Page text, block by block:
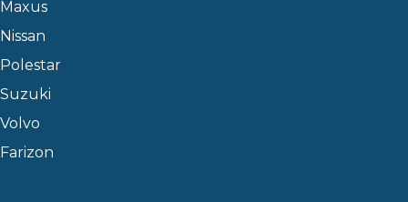
Maxus
Nissan
Polestar
Suzuki
Volvo
Farizon